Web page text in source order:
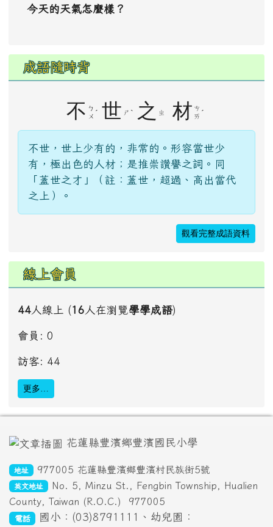
今天的天氣怎麼樣？
成語隨時背
不 ㄅ
ㄨ ˊ 世 ㄕ ˋ 之 ㄓ 材 ㄘ
ㄞ ˊ
不世，世上少有的，非常的。形容當世少
有，極出色的人材；是推崇讚譽之詞。同
「蓋世之才」（註：蓋世，超過、高出當代
之上）。
觀看完整成語資料
線上會員
44 人線上 (16 人在瀏覽學學成語)
會員: 0
訪客: 44
更多…
花蓮縣豐濱鄉豐濱國民小學
地址 977005 花蓮縣豐濱鄉豐濱村民族街5號
英文地址
No. 5, Minzu St., Fengbin Township, Hualien
County, Taiwan (R.O.C.)
977005
電話
國小：(03)8791111、幼兒園：